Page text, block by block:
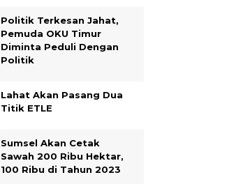
Politik Terkesan Jahat,
Pemuda OKU Timur
Diminta Peduli Dengan
Politik
Lahat Akan Pasang Dua
Titik ETLE
Sumsel Akan Cetak
Sawah 200 Ribu Hektar,
100 Ribu di Tahun 2023